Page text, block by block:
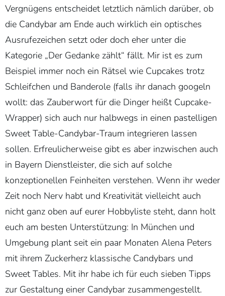
Vergnügens entscheidet letztlich nämlich darüber, ob
die Candybar am Ende auch wirklich ein optisches
Ausrufezeichen setzt oder doch eher unter die
Kategorie „Der Gedanke zählt“ fällt. Mir ist es zum
Beispiel immer noch ein Rätsel wie Cupcakes trotz
Schleifchen und Banderole (falls ihr danach googeln
wollt: das Zauberwort für die Dinger heißt Cupcake-
Wrapper) sich auch nur halbwegs in einen pastelligen
Sweet Table-Candybar-Traum integrieren lassen
sollen. Erfreulicherweise gibt es aber inzwischen auch
in Bayern Dienstleister, die sich auf solche
konzeptionellen Feinheiten verstehen. Wenn ihr weder
Zeit noch Nerv habt und Kreativität vielleicht auch
nicht ganz oben auf eurer Hobbyliste steht, dann holt
euch am besten Unterstützung: In München und
Umgebung plant seit ein paar Monaten Alena Peters
mit ihrem Zuckerherz klassische Candybars und
Sweet Tables. Mit ihr habe ich für euch sieben Tipps
zur Gestaltung einer Candybar zusammengestellt.